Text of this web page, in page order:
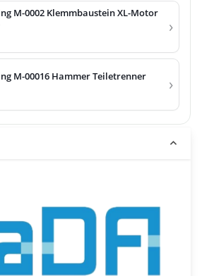
M-0002 Klemmbaustein XL-Motor
›
M-00016 Hammer Teiletrenner ›